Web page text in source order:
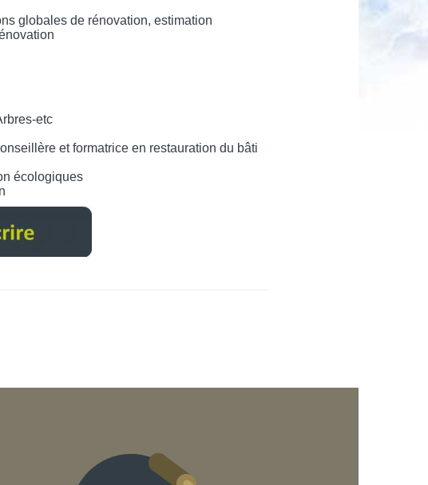
globales de rénovation, estimation
etc
et formatrice en restauration du bâti
écologiques